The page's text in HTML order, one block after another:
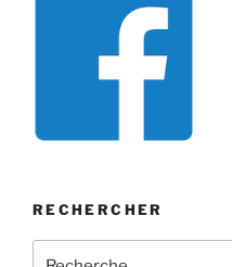
RECHERCHER